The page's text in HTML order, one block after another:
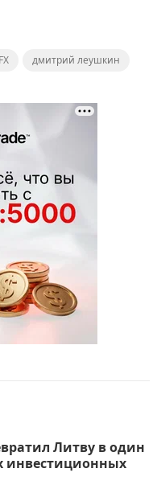
дмитрий леушкин
Литву в один
инвестиционных